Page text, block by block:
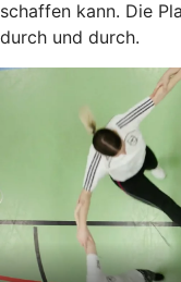
schaffen kann. Die
durch und durch.